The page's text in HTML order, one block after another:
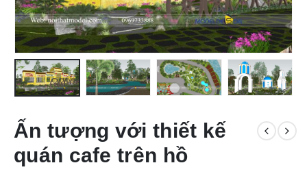
Ấn tượng với thiết kế
quán cafe trên hồ